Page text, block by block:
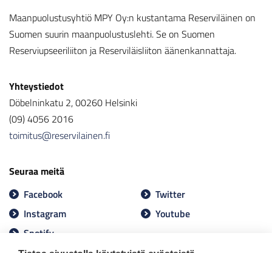
Maanpuolustusyhtiö MPY Oy:n kustantama Reserviläinen on
Suomen suurin maanpuolustuslehti. Se on Suomen
Reserviupseeriliiton ja Reserviläisliiton äänenkannattaja.
Yhteystiedot
Döbelninkatu 2, 00260 Helsinki
(09) 4056 2016
toimitus@reservilainen.fi
Seuraa meitä
Facebook
Twitter
Instagram
Youtube
Spotify